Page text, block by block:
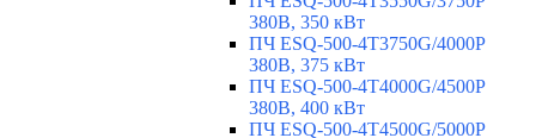
380В, 350 кВт
ПЧ ESQ-500-4T3750G/4000P
380В, 375 кВт
ПЧ ESQ-500-4T4000G/4500P
380В, 400 кВт
ПЧ ESQ-500-4T4500G/5000P